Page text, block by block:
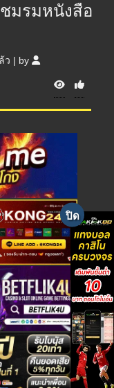
ชมรมหนังสือ
ว | by
V
i
e